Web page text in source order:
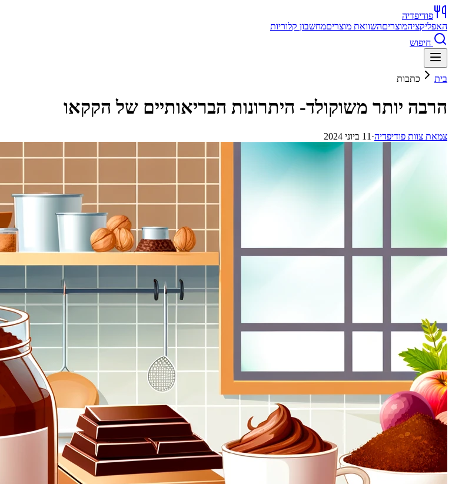
פודיפדיה
האפליקציהמוצריםהשוואת מוצריםמחשבון קלוריות
חיפוש
בית כתבות
הרבה יותר משוקולד- היתרונות הבריאותיים של הקקאו
צמאת צוות פודיפדיה· 11 ביוני 2024